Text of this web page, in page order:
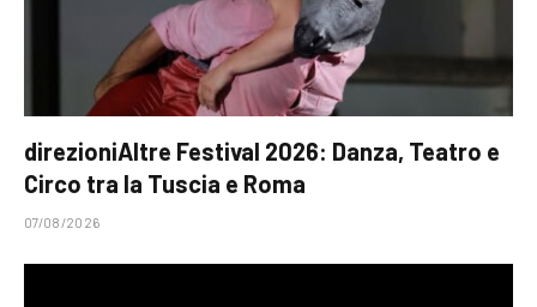
direzioniAltre Festival 2026: Danza, Teatro e
Circo tra la Tuscia e Roma
07/08/2026